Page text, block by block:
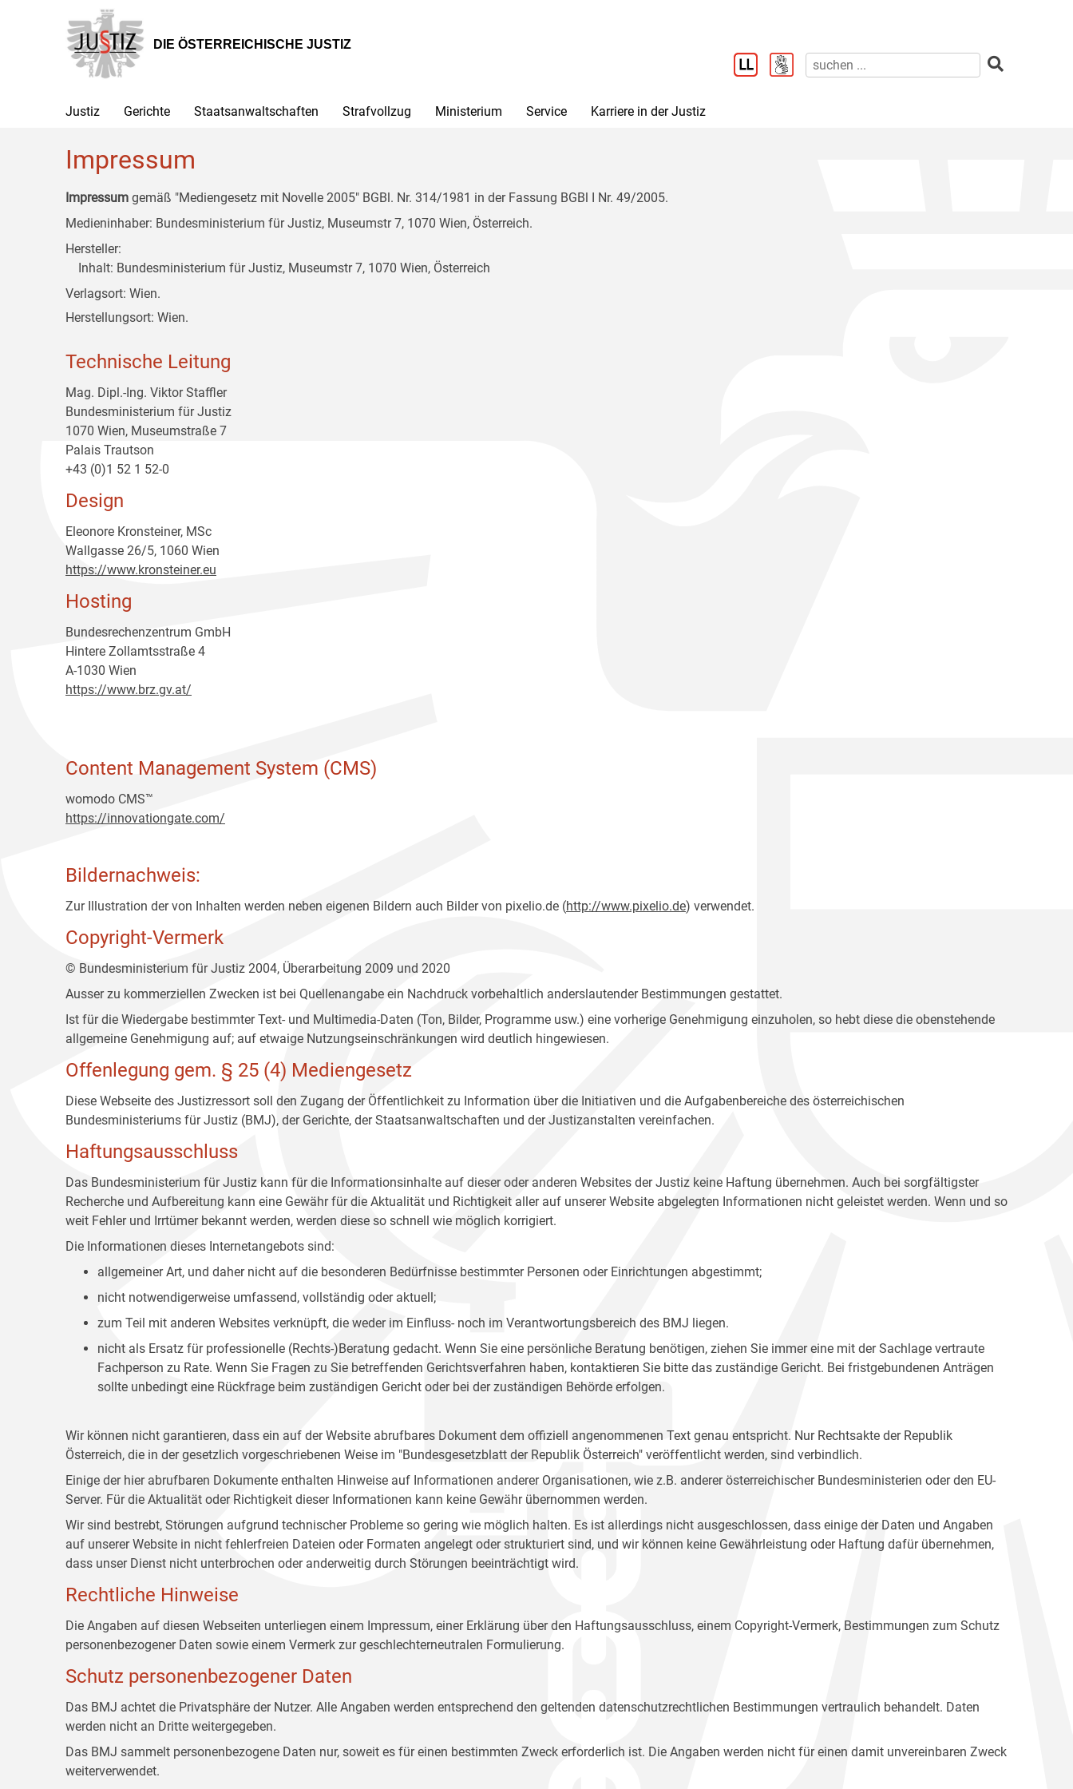
Hauptnavigation
[1]
Inhalt
[2]
Untermenü
[3]
DIE ÖSTERREICHISCHE JUSTIZ
Justiz Gerichte Staatsanwaltschaften Strafvollzug Ministerium Service Karriere in der Justiz
Impressum
Impressum gemäß "Mediengesetz mit Novelle 2005" BGBl. Nr. 314/1981 in der Fassung BGBl I Nr. 49/2005.
Medieninhaber: Bundesministerium für Justiz, Museumstr 7, 1070 Wien, Österreich.
Hersteller:
Inhalt: Bundesministerium für Justiz, Museumstr 7, 1070 Wien, Österreich
Verlagsort: Wien.
Herstellungsort: Wien.
Technische Leitung
Mag. Dipl.-Ing. Viktor Staffler
Bundesministerium für Justiz
1070 Wien, Museumstraße 7
Palais Trautson
+43 (0)1 52 1 52-0
Design
Eleonore Kronsteiner, MSc
Wallgasse 26/5, 1060 Wien
https://www.kronsteiner.eu
Hosting
Bundesrechenzentrum GmbH
Hintere Zollamtsstraße 4
A-1030 Wien
https://www.brz.gv.at/
Content Management System (CMS)
womodo CMS™
https://innovationgate.com/
Bildernachweis:
Zur Illustration der von Inhalten werden neben eigenen Bildern auch Bilder von pixelio.de (http://www.pixelio.de) verwendet.
Copyright-Vermerk
© Bundesministerium für Justiz 2004, Überarbeitung 2009 und 2020
Ausser zu kommerziellen Zwecken ist bei Quellenangabe ein Nachdruck vorbehaltlich anderslautender Bestimmungen gestattet.
Ist für die Wiedergabe bestimmter Text- und Multimedia-Daten (Ton, Bilder, Programme usw.) eine vorherige Genehmigung einzuholen, so hebt diese die obenstehende
allgemeine Genehmigung auf; auf etwaige Nutzungseinschränkungen wird deutlich hingewiesen.
Offenlegung gem. § 25 (4) Mediengesetz
Diese Webseite des Justizressort soll den Zugang der Öffentlichkeit zu Information über die Initiativen und die Aufgabenbereiche des österreichischen
Bundesministeriums für Justiz (BMJ), der Gerichte, der Staatsanwaltschaften und der Justizanstalten vereinfachen.
Haftungsausschluss
Das Bundesministerium für Justiz kann für die Informationsinhalte auf dieser oder anderen Websites der Justiz keine Haftung übernehmen. Auch bei sorgfältigster
Recherche und Aufbereitung kann eine Gewähr für die Aktualität und Richtigkeit aller auf unserer Website abgelegten Informationen nicht geleistet werden. Wenn und so
weit Fehler und Irrtümer bekannt werden, werden diese so schnell wie möglich korrigiert.
Die Informationen dieses Internetangebots sind:
allgemeiner Art, und daher nicht auf die besonderen Bedürfnisse bestimmter Personen oder Einrichtungen abgestimmt;
nicht notwendigerweise umfassend, vollständig oder aktuell;
zum Teil mit anderen Websites verknüpft, die weder im Einfluss- noch im Verantwortungsbereich des BMJ liegen.
nicht als Ersatz für professionelle (Rechts-)Beratung gedacht. Wenn Sie eine persönliche Beratung benötigen, ziehen Sie immer eine mit der Sachlage vertraute
Fachperson zu Rate. Wenn Sie Fragen zu Sie betreffenden Gerichtsverfahren haben, kontaktieren Sie bitte das zuständige Gericht. Bei fristgebundenen Anträgen
sollte unbedingt eine Rückfrage beim zuständigen Gericht oder bei der zuständigen Behörde erfolgen.
Wir können nicht garantieren, dass ein auf der Website abrufbares Dokument dem offiziell angenommenen Text genau entspricht. Nur Rechtsakte der Republik
Österreich, die in der gesetzlich vorgeschriebenen Weise im "Bundesgesetzblatt der Republik Österreich" veröffentlicht werden, sind verbindlich.
Einige der hier abrufbaren Dokumente enthalten Hinweise auf Informationen anderer Organisationen, wie z.B. anderer österreichischer Bundesministerien oder den EU-
Server. Für die Aktualität oder Richtigkeit dieser Informationen kann keine Gewähr übernommen werden.
Wir sind bestrebt, Störungen aufgrund technischer Probleme so gering wie möglich halten. Es ist allerdings nicht ausgeschlossen, dass einige der Daten und Angaben
auf unserer Website in nicht fehlerfreien Dateien oder Formaten angelegt oder strukturiert sind, und wir können keine Gewährleistung oder Haftung dafür übernehmen,
dass unser Dienst nicht unterbrochen oder anderweitig durch Störungen beeinträchtigt wird.
Rechtliche Hinweise
Die Angaben auf diesen Webseiten unterliegen einem Impressum, einer Erklärung über den Haftungsausschluss, einem Copyright-Vermerk, Bestimmungen zum Schutz
personenbezogener Daten sowie einem Vermerk zur geschlechterneutralen Formulierung.
Schutz personenbezogener Daten
Das BMJ achtet die Privatsphäre der Nutzer. Alle Angaben werden entsprechend den geltenden datenschutzrechtlichen Bestimmungen vertraulich behandelt. Daten
werden nicht an Dritte weitergegeben.
Das BMJ sammelt personenbezogene Daten nur, soweit es für einen bestimmten Zweck erforderlich ist. Die Angaben werden nicht für einen damit unvereinbaren Zweck
weiterverwendet.